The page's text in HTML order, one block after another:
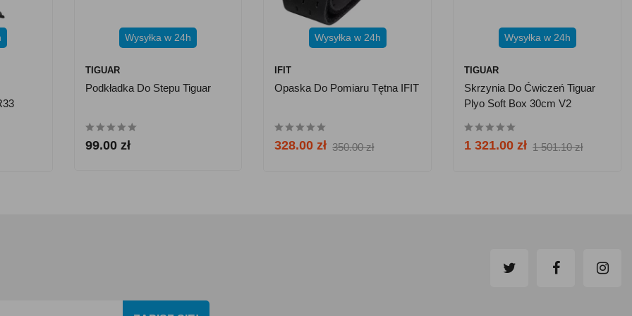
Wysyłka w 24h
TIGUAR
Podkładka Do Stepu Tiguar
99.00 zł
Wysyłka w 24h
IFIT
Opaska Do Pomiaru Tętna IFIT
328.00 zł 350.00 zł
Wysyłka w 24h
TIGUAR
Skrzynia Do Ćwiczeń Tiguar
Plyo Soft Box 30cm V2
1 321.00 zł 1 501.10 zł